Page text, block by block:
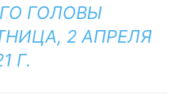
ГОЛОВЫ
2 АПРЕЛЯ
Г.